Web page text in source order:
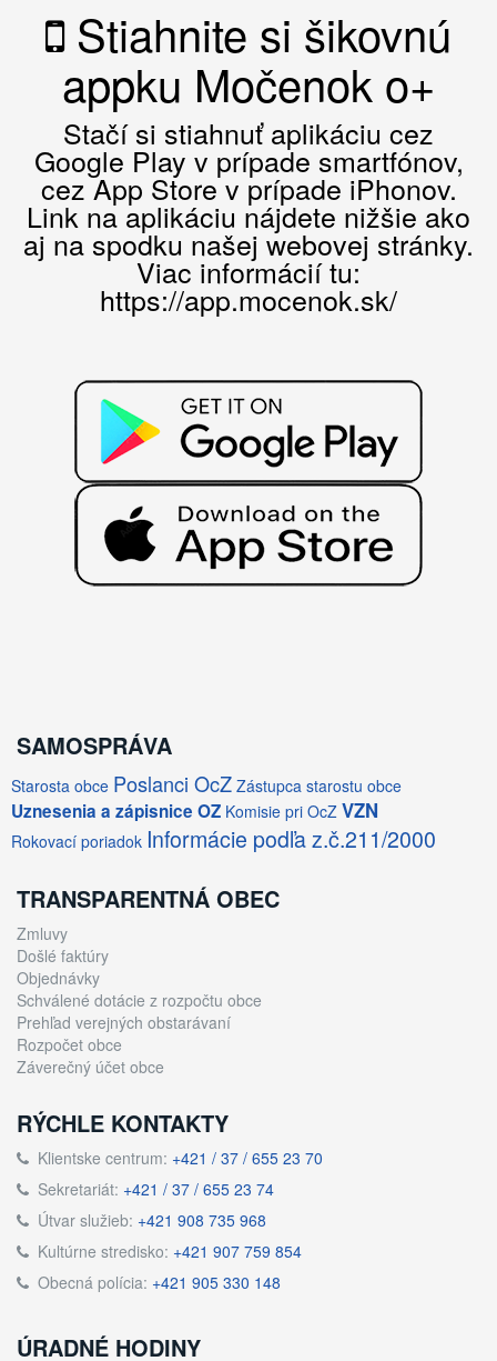
Stiahnite si šikovnú
appku Močenok o+
Stačí si stiahnuť aplikáciu cez
Google Play v prípade smartfónov,
cez App Store v prípade iPhonov.
Link na aplikáciu nájdete nižšie ako
aj na spodku našej webovej stránky.
Viac informácií tu:
https://app.mocenok.sk/
SAMOSPRÁVA
Starosta obce Poslanci OcZ Zástupca starostu obce
Uznesenia a zápisnice OZ Komisie pri OcZ VZN
Rokovací poriadok Informácie podľa z.č.211/2000
TRANSPARENTNÁ OBEC
Zmluvy
Došlé faktúry
Objednávky
Schválené dotácie z rozpočtu obce
Prehľad verejných obstarávaní
Rozpočet obce
Záverečný účet obce
RÝCHLE KONTAKTY
Klientske centrum: +421 / 37 / 655 23 70
Sekretariát: +421 / 37 / 655 23 74
Útvar služieb: +421 908 735 968
Kultúrne stredisko: +421 907 759 854
Obecná polícia: +421 905 330 148
ÚRADNÉ HODINY